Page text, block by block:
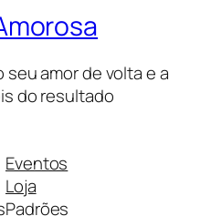
amor de volta e a
do resultado
Eventos
Loja
Padrões